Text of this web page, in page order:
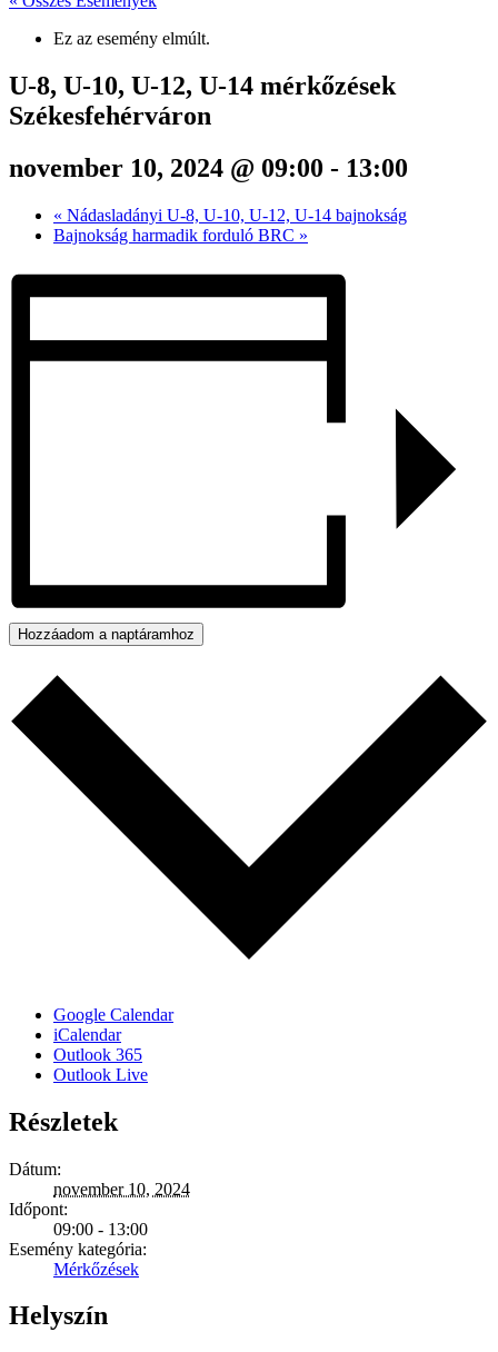
Ez az esemény elmúlt.
U-8, U-10, U-12, U-14 mérkőzések
Székesfehérváron
november 10, 2024 @ 09:00 - 13:00
« Nádasladányi U-8, U-10, U-12, U-14 bajnokság
Bajnokság harmadik forduló BRC »
Hozzáadom a naptáramhoz
Google Calendar
iCalendar
Outlook 365
Outlook Live
Részletek
Dátum:
november 10, 2024
Időpont:
09:00 - 13:00
Esemény kategória:
Mérkőzések
Helyszín